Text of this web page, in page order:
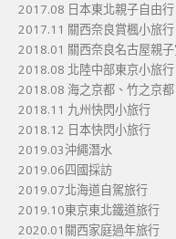
2017.08 日本東北親子自由行
2017.11 關西奈良賞楓小旅行
2018.01 關西奈良名古屋親
2018.08 北陸中部東京小旅行
2018.08 海之京都、竹之京
2018.11 九州快閃小旅行
2018.12 日本快閃小旅行
2019.03沖繩潛水
2019.06四國採訪
2019.07北海道自駕旅行
2019.10東京東北鐵道旅行
2020.01關西家庭過年旅行